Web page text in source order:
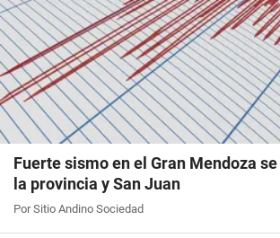
Fuerte sismo en el Gran Mendoza
la provincia y San Juan
Por Sitio Andino Sociedad